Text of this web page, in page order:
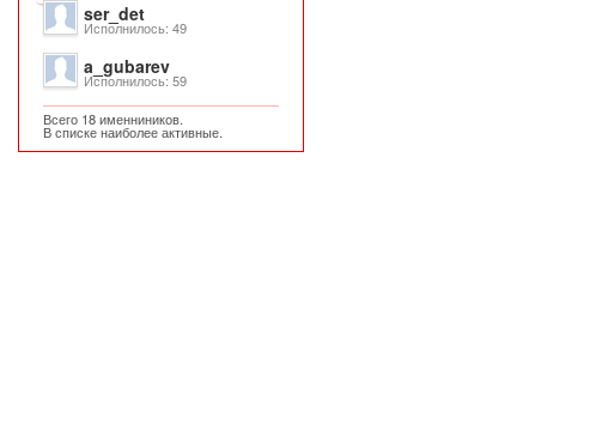
ser_det
Исполнилось: 49
a_gubarev
Исполнилось: 59
Всего 18 именниников.
В списке наиболее активные.